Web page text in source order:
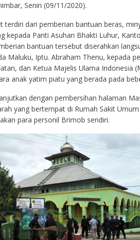
Senin (09/11/2020).
terdiri dari pemberian bantuan beras,
kepada Panti Asuhan Bhakti Luhur,
bantuan tersebut diserahkan
Maluku, Iptu. Abraham Thenu, kepada
dan Ketua Majelis Ulama Indonesia
anak yatim piatu yang berada pada
dengan pembersihan halaman
yang bertempat di Rumah Sakit
para personil Brimob sendiri.